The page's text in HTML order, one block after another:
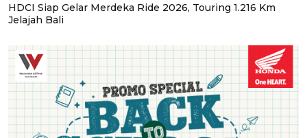
HDCI Siap Gelar Merdeka Ride 2026, Touring 1.216 Km
Jelajah Bali